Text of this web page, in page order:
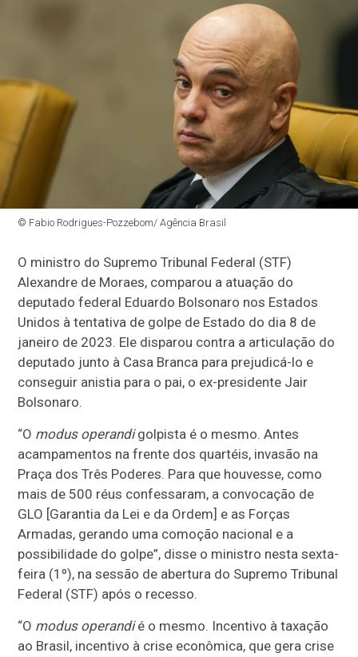
© Fabio Rodrigues-Pozzebom/ Agência Brasil
O ministro do Supremo Tribunal Federal (STF)
Alexandre de Moraes, comparou a atuação do
deputado federal Eduardo Bolsonaro nos Estados
Unidos à tentativa de golpe de Estado do dia 8 de
janeiro de 2023. Ele disparou contra a articulação do
deputado junto à Casa Branca para prejudicá-lo e
conseguir anistia para o pai, o ex-presidente Jair
Bolsonaro.
“O modus operandigolpista é o mesmo. Antes
acampamentos na frente dos quartéis, invasão na
Praça dos Três Poderes. Para que houvesse, como
mais de 500 réus confessaram, a convocação de
GLO [Garantia da Lei e da Ordem] e as Forças
Armadas, gerando uma comoção nacional e a
possibilidade do golpe”, disse o ministro nesta sexta-
feira (1º), na sessão de abertura do Supremo Tribunal
Federal (STF) após o recesso.
“O modus operandié o mesmo. Incentivo à taxação
ao Brasil, incentivo à crise econômica, que gera crise